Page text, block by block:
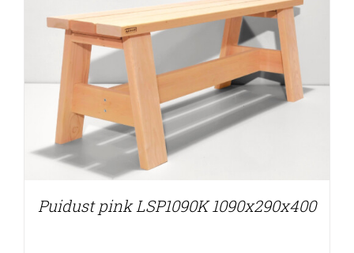
Puidust pink LSP1090K 1090x290x400